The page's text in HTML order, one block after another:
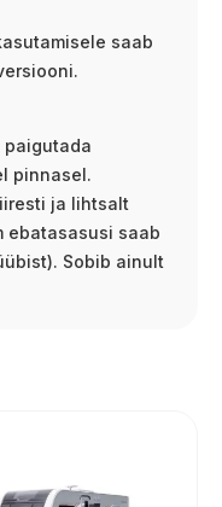
saab
paigutada
pinnasel.
ja lihtsalt
ebatasasusi saab
Sobib ainult